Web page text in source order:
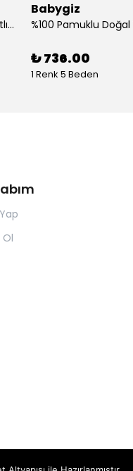
%100 Pamuklu Doğal Yumuşak Çift Katlı Penye Füme Çiçekli Kız Çocuk Bebek Şapka Bere
Babygiz
₺ 736.00
1 Renk 5 Beden
Ol